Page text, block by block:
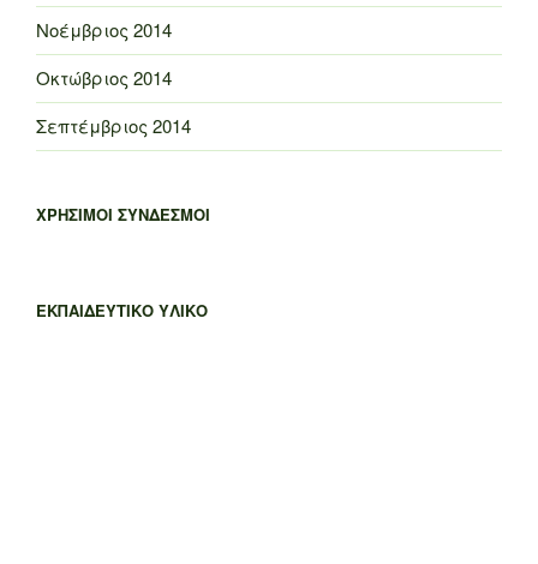
Νοέμβριος 2014
Οκτώβριος 2014
Σεπτέμβριος 2014
ΧΡΗΣΙΜΟΙ ΣΥΝΔΕΣΜΟΙ
ΕΚΠΑΙΔΕΥΤΙΚΟ ΥΛΙΚΟ